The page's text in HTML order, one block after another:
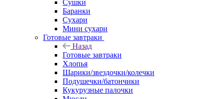
Сушки
Баранки
Сухари
Мини сухари
Готовые завтраки
Назад
Готовые завтраки
Хлопья
Шарики/звездочки/колечки
Подушечки/батончики
Кукурузные палочки